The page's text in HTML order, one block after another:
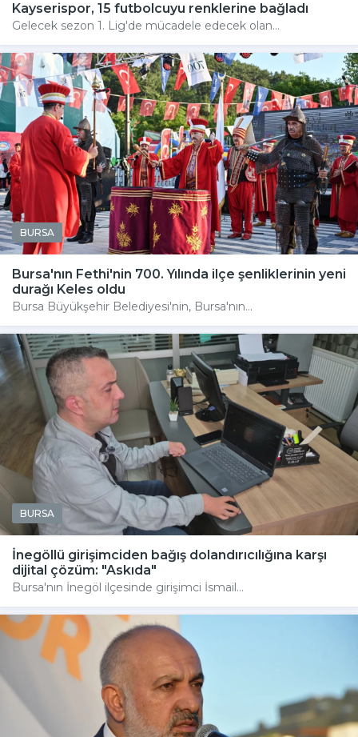
Kayserispor, 15 futbolcuyu renklerine bağladı
Gelecek sezon 1. Lig'de mücadele edecek olan...
BURSA
Bursa'nın Fethi'nin 700. Yılında ilçe şenliklerinin yeni
durağı Keles oldu
Bursa Büyükşehir Belediyesi'nin, Bursa'nın...
BURSA
İnegöllü girişimciden bağış dolandırıcılığına karşı
dijital çözüm: "Askıda"
Bursa'nın İnegöl ilçesinde girişimci İsmail...